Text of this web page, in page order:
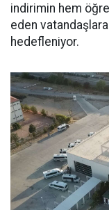
indirimin hem
eden
hedefleniyor.